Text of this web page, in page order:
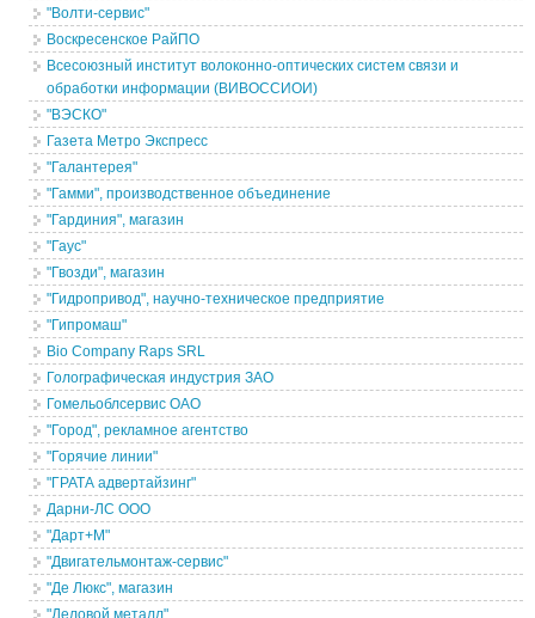
"Волти-сервис"
Воскресенское РайПО
Всесоюзный институт волоконно-оптических систем связи и
обработки информации (ВИВОССИОИ)
"ВЭСКО"
Газета Метро Экспресс
"Галантерея"
"Гамми", производственное объединение
"Гардиния", магазин
"Гаус"
"Гвозди", магазин
"Гидропривод", научно-техническое предприятие
"Гипромаш"
Bio Company Raps SRL
Голографическая индустрия ЗАО
Гомельоблсервис ОАО
"Город", рекламное агентство
"Горячие линии"
"ГРАТА адвертайзинг"
Дарни-ЛС ООО
"Дарт+М"
"Двигательмонтаж-сервис"
"Де Люкс", магазин
"Деловой металл"